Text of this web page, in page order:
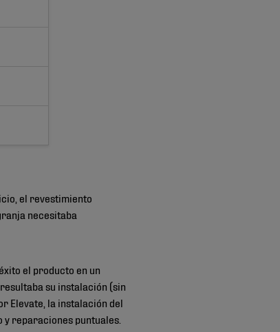
el revestimiento
necesitaba
el producto en un
su instalación (sin
Elevate, la instalación del
y reparaciones puntuales.